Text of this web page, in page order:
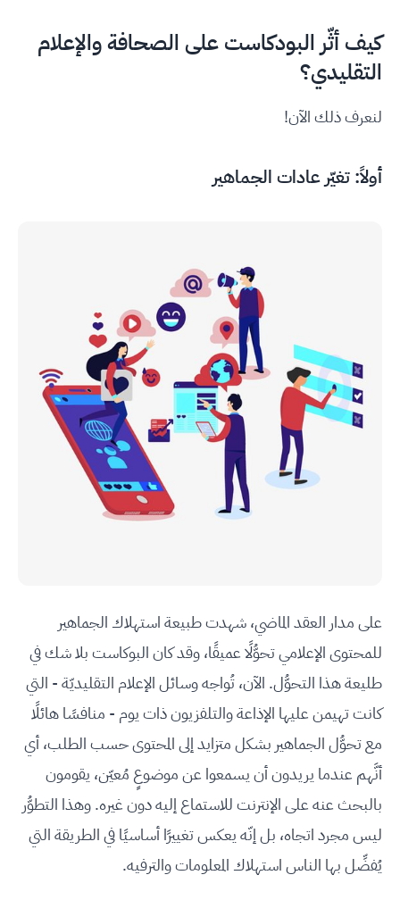
كيف أثّر البودكاست على الصحافة والإعلام
التقليدي؟
لنعرف ذلك الآن!
أولاً: تغيّر عادات الجماهير
على مدار العقد الماضي، شهدت طبيعة استهلاك الجماهير
للمحتوى الإعلامي تحوُّلًا عميقًا، وقد كان البوكاست بلا شك في
طليعة هذا التحوُّل. الآن، تُواجه وسائل الإعلام التقليديّة - التي
كانت تهيمن عليها الإذاعة والتلفزيون ذات يوم - منافسًا هائلًا
مع تحوُّل الجماهير بشكل متزايد إلى المحتوى حسب الطلب، أي
أنَّهم عندما يريدون أن يسمعوا عن موضوعٍ مُعيّن، يقومون
بالبحث عنه على الإنترنت للاستماع إليه دون غيره. وهذا التطوُّر
ليس مجرد اتجاه، بل إنّه يعكس تغييرًا أساسيًا في الطريقة التي
يُفضِّل بها الناس استهلاك المعلومات والترفيه.